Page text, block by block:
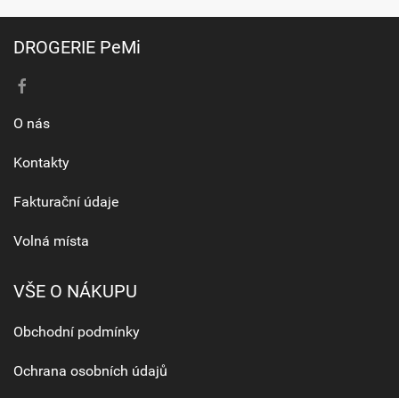
DROGERIE PeMi
O nás
Kontakty
Fakturační údaje
Volná místa
VŠE O NÁKUPU
Obchodní podmínky
Ochrana osobních údajů